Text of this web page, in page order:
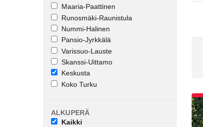
Maaria-Paattinen
Runosmäki-Raunistula
Nummi-Halinen
Pansio-Jyrkkälä
Varissuo-Lauste
Skanssi-Uittamo
Keskusta
Koko Turku
ALKUPERÄ
Kaikki